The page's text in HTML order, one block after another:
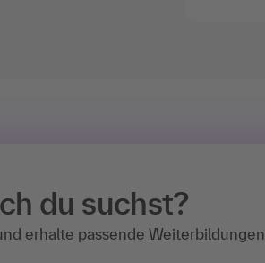
du suchst?
erhalte passende Weiterbildungen